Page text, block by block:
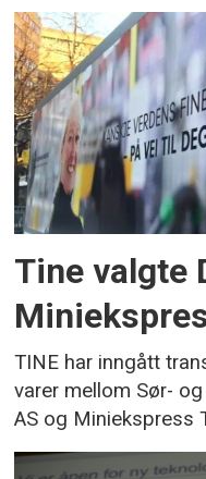
Tine valgte
TINE har inngått
varer mellom Sør-
AS og Miniekspress